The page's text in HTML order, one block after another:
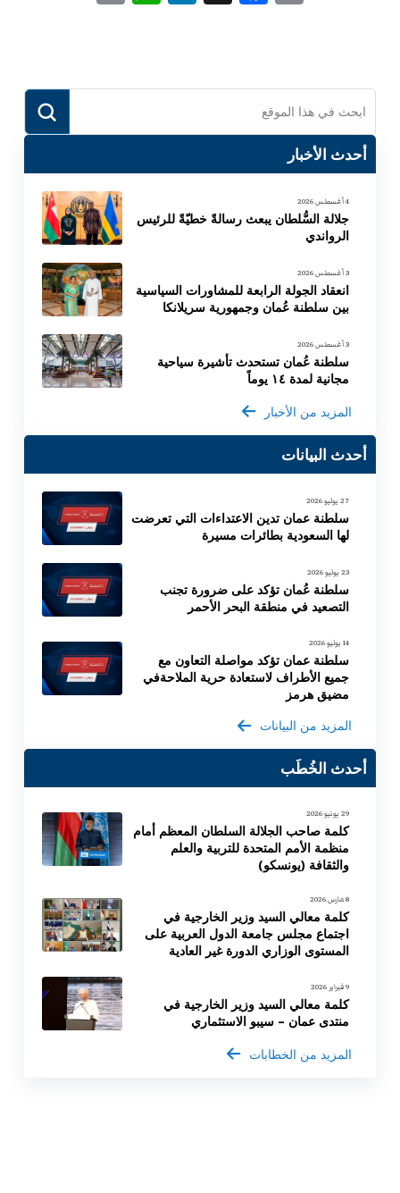
Search
أحدث الأخبار
4 أغسطس 2026
جلالة السُّلطان يبعث رسالةً خطيّةً للرئيس
الرواندي
3 أغسطس 2026
انعقاد الجولة الرابعة للمشاورات السياسية
بين سلطنة عُمان وجمهورية سريلانكا
3 أغسطس 2026
سلطنة عُمان تستحدث تأشيرة سياحية
مجانية لمدة ١٤ يوماً
المزيد من الأخبار
أحدث البيانات
27 يوليو 2026
سلطنة عمان تدين الاعتداءات التي تعرضت
لها السعودية بطائرات مسيرة
23 يوليو 2026
سلطنة عُمان تؤكد على ضرورة تجنب
التصعيد في منطقة البحر الأحمر
14 يوليو 2026
سلطنة عمان تؤكد مواصلة التعاون مع
جميع الأطراف لاستعادة حرية الملاحةفي
مضيق هرمز
المزيد من البيانات
أحدث الخُطَب
29 يونيو 2026
كلمة صاحب الجلالة السلطان المعظم أمام
منظمة الأمم المتحدة للتربية والعلم
والثقافة (يونسكو)
8 مارس 2026
كلمة معالي السيد وزير الخارجية في
اجتماع مجلس جامعة الدول العربية على
المستوى الوزاري الدورة غير العادية
9 فبراير 2026
كلمة معالي السيد وزير الخارجية في
منتدى عمان – سيبو الاستثماري
المزيد من الخطابات